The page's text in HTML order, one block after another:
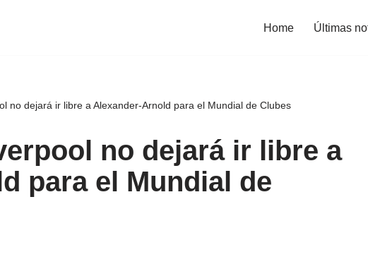
Home Últimas
no dejará ir libre a Alexander-Arnold para el Mundial de Clubes
no dejará ir libre a
para el Mundial de